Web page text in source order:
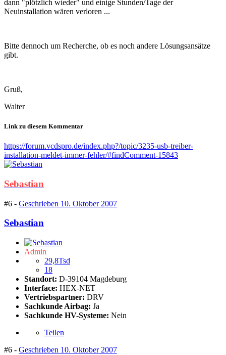
dann "plötzlich wieder" und einige Stunden/Tage der
Neuinstallation wären verloren ...
Bitte dennoch um Recherche, ob es noch andere Lösungsansätze
gibt.
Gruß,
Walter
Link zu diesem Kommentar
https://forum.vcdspro.de/index.php?/topic/3235-usb-treiber-
installation-meldet-immer-fehler/#findComment-15843
Sebastian
#6 - Geschrieben 10. Oktober 2007
Sebastian
Admin
29,8Tsd
18
Standort: D-39104 Magdeburg
Interface: HEX-NET
Vertriebspartner: DRV
Sachkunde Airbag: Ja
Sachkunde HV-Systeme: Nein
Teilen
#6 - Geschrieben 10. Oktober 2007